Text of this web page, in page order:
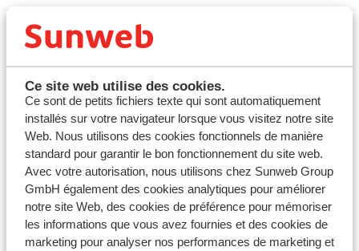
Ce site web utilise des cookies.
Ce sont de petits fichiers texte qui sont automatiquement
installés sur votre navigateur lorsque vous visitez notre site
Web. Nous utilisons des cookies fonctionnels de manière
standard pour garantir le bon fonctionnement du site web.
Avec votre autorisation, nous utilisons chez Sunweb Group
GmbH également des cookies analytiques pour améliorer
notre site Web, des cookies de préférence pour mémoriser
les informations que vous avez fournies et des cookies de
marketing pour analyser nos performances de marketing et